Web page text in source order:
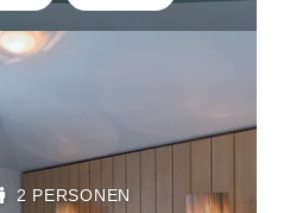
2 PERSONEN